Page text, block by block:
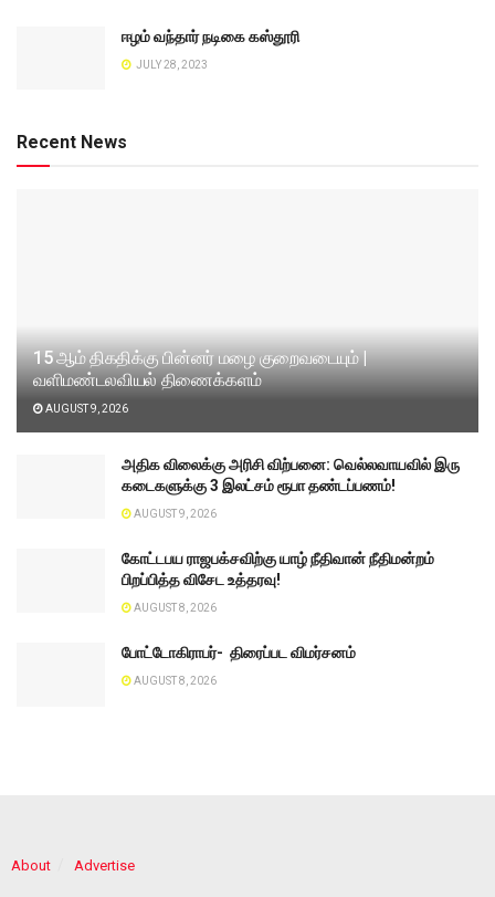
ஈழம் வந்தார் நடிகை கஸ்தூரி
JULY 28, 2023
Recent News
15 ஆம் திகதிக்கு பின்னர் மழை குறைவடையும் |
வளிமண்டலவியல் திணைக்களம்
AUGUST 9, 2026
அதிக விலைக்கு அரிசி விற்பனை: வெல்லவாயவில் இரு
கடைகளுக்கு 3 இலட்சம் ரூபா தண்டப்பணம்!
AUGUST 9, 2026
கோட்டபய ராஜபக்சவிற்கு யாழ் நீதிவான் நீதிமன்றம்
பிறப்பித்த விசேட உத்தரவு!
AUGUST 8, 2026
போட்டோகிராபர்- ‌ திரைப்பட விமர்சனம்
AUGUST 8, 2026
About Advertise